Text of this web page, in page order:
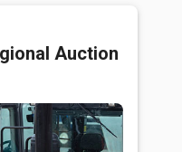
Auction